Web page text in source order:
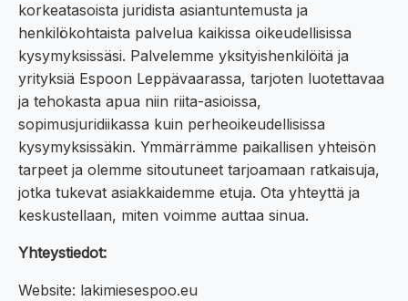
korkeatasoista juridista asiantuntemusta ja
henkilökohtaista palvelua kaikissa oikeudellisissa
kysymyksissäsi. Palvelemme yksityishenkilöitä ja
yrityksiä Espoon Leppävaarassa, tarjoten luotettavaa
ja tehokasta apua niin riita-asioissa,
sopimusjuridiikassa kuin perheoikeudellisissa
kysymyksissäkin. Ymmärrämme paikallisen yhteisön
tarpeet ja olemme sitoutuneet tarjoamaan ratkaisuja,
jotka tukevat asiakkaidemme etuja. Ota yhteyttä ja
keskustellaan, miten voimme auttaa sinua.
Yhteystiedot:
Website: lakimiesespoo.eu